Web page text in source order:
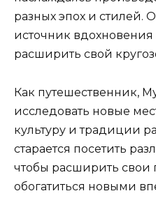
разных эпох и стилей.
источник
расширить свой
Как путешественник,
исследовать новые
культуру и традиции
старается посетить
чтобы расширить свои
обогатиться новыми